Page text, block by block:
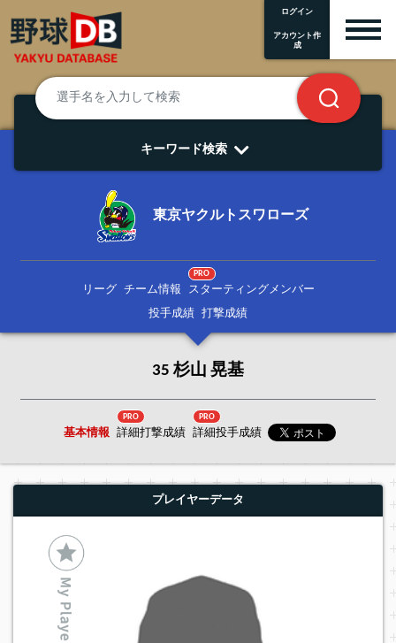
ログイン
アカウント作
成
キーワード検索
東京ヤクルトスワローズ
リーグ チーム情報
PRO
スターティングメンバー
投手成績 打撃成績
35 杉山 晃基
基本情報
PRO
詳細打撃成績
PRO
詳細投手成績
プレイヤーデータ